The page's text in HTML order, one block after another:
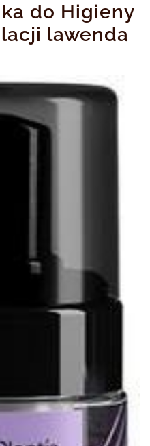
do Higieny
lawenda